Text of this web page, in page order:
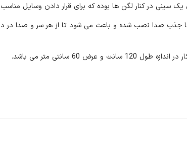
سینی در کنار لگن ها بوده که برای قرار دادن وسایل
جذب صدا نصب شده و باعث می شود تا از هر سر و صدا در